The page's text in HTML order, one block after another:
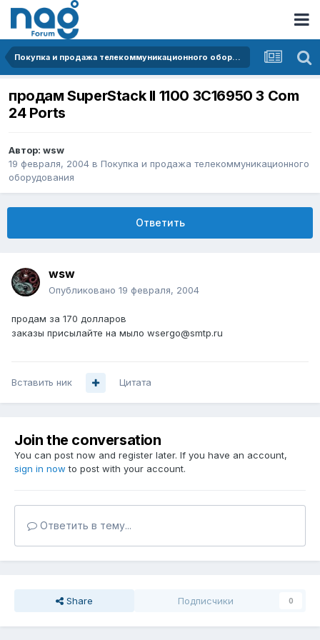
Покупка и продажа телекоммуникационного оборудования
продам SuperStack II 1100 3C16950 3 Com
24 Ports
Автор: wsw
19 февраля, 2004 в Покупка и продажа телекоммуникационного
оборудования
Ответить
wsw
Опубликовано 19 февраля, 2004
продам за 170 долларов
заказы присылайте на мыло wsergo@smtp.ru
Вставить ник Цитата
Join the conversation
You can post now and register later. If you have an account,
sign in now to post with your account.
Ответить в тему...
Share Подписчики 0